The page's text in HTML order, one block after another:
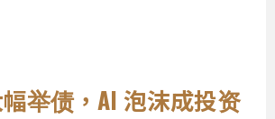
举债，AI 泡沫成投资